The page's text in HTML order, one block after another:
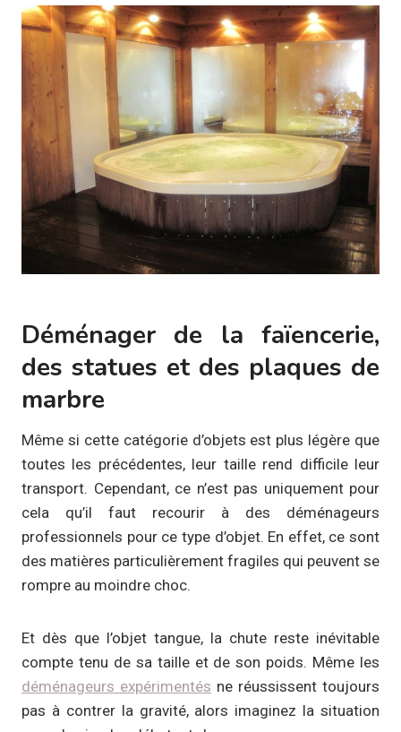
Déménager de la faïencerie,
des statues et des plaques de
marbre
Même si cette catégorie d’objets est plus légère que
toutes les précédentes, leur taille rend difficile leur
transport. Cependant, ce n’est pas uniquement pour
cela qu’il faut recourir à des déménageurs
professionnels pour ce type d’objet. En effet, ce sont
des matières particulièrement fragiles qui peuvent se
rompre au moindre choc.
Et dès que l’objet tangue, la chute reste inévitable
compte tenu de sa taille et de son poids. Même les
déménageurs expérimentés ne réussissent toujours
pas à contrer la gravité, alors imaginez la situation